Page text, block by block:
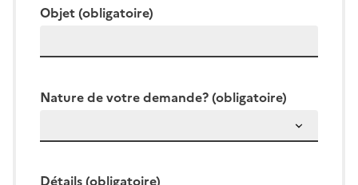
Objet(obligatoire)
Nature de votre demande?(obligatoire)